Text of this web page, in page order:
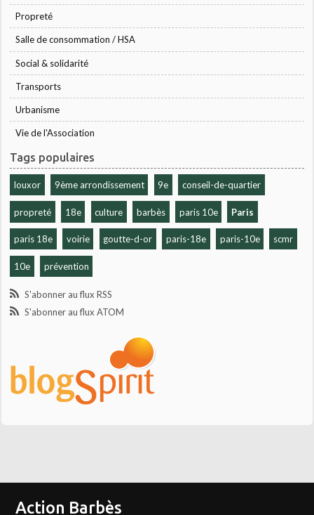
Propreté
Salle de consommation / HSA
Social & solidarité
Transports
Urbanisme
Vie de l'Association
Tags populaires
louxor 9ème arrondissement 9e conseil-de-quartier
propreté 18e culture barbès paris 10e Paris
paris 18e voirie goutte-d-or paris-18e paris-10e scmr
10e prévention
S'abonner au flux RSS
S'abonner au flux ATOM
Action Barbès